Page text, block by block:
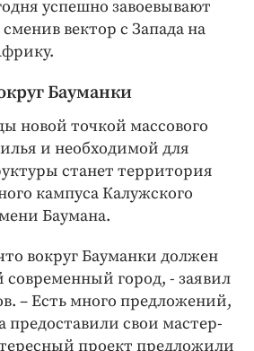
успешно завоевывают
вектор с Запада на
Бауманки
новой точкой массового
и необходимой для
станет территория
кампуса Калужского
Баумана.
вокруг Бауманки должен
город, - заявил
– Есть много предложений,
свои мастер-
проект предложили